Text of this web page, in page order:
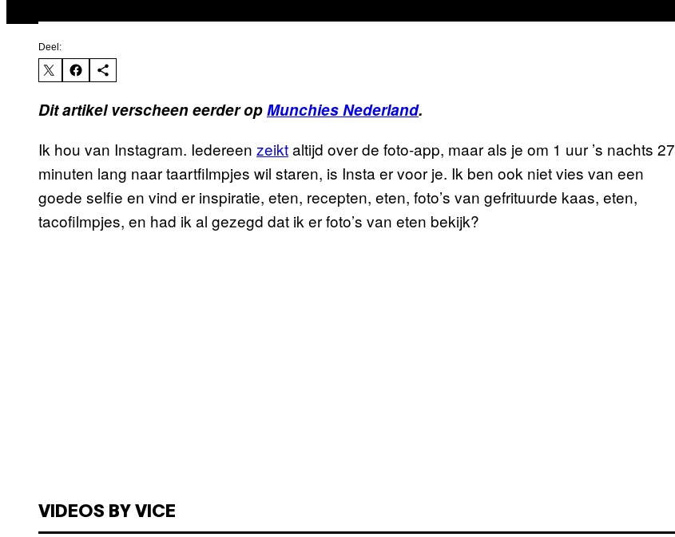
Deel:
Dit artikel verscheen eerder opMunchies Nederland.
Ik hou van Instagram. Iedereen zeiktaltijd over de foto-app, maar als je om 1 uur ’s nachts 27
minuten lang naar taartfilmpjes wil staren, is Insta er voor je. Ik ben ook niet vies van een
goede selfie en vind er inspiratie, eten, recepten, eten, foto’s van gefrituurde kaas, eten,
tacofilmpjes, en had ik al gezegd dat ik er foto’s van eten bekijk?
VIDEOS BY VICE